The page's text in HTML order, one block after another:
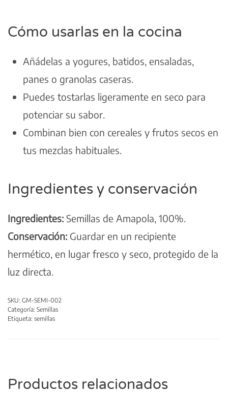
Cómo usarlas en la cocina
Añádelas a yogures, batidos, ensaladas,
panes o granolas caseras.
Puedes tostarlas ligeramente en seco para
potenciar su sabor.
Combinan bien con cereales y frutos secos en
tus mezclas habituales.
Ingredientes y conservación
Ingredientes: Semillas de Amapola, 100%.
Conservación: Guardar en un recipiente
hermético, en lugar fresco y seco, protegido de la
luz directa.
SKU: GM-SEMI-002
Categoría: Semillas
Etiqueta: semillas
Productos relacionados